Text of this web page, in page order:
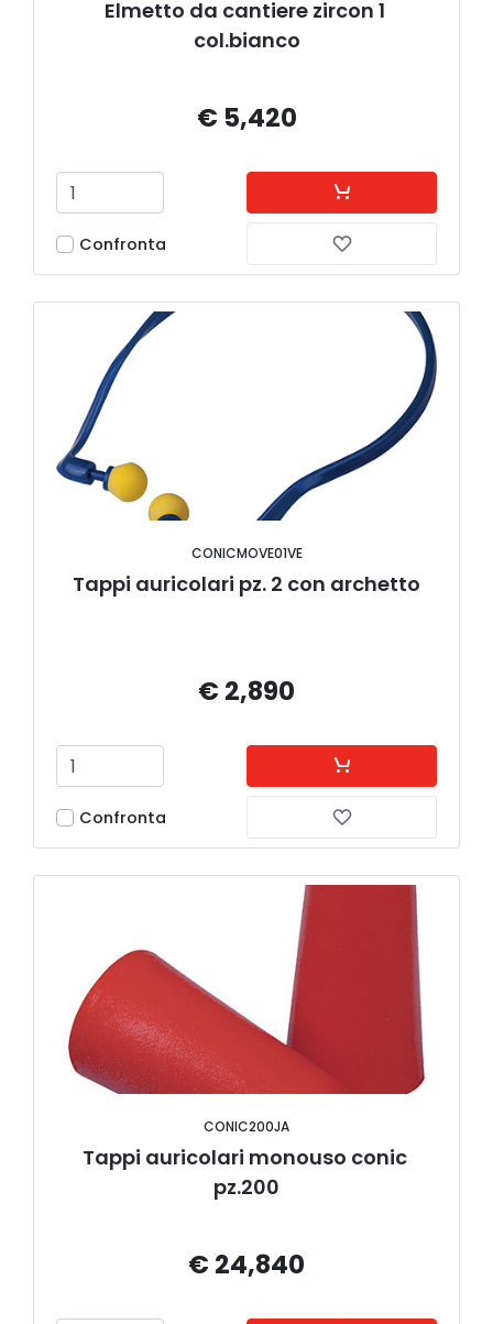
Elmetto da cantiere zircon 1
col.bianco
€ 5,420
Confronta
CONICMOVE01VE
Tappi auricolari pz. 2 con archetto
€ 2,890
Confronta
CONIC200JA
Tappi auricolari monouso conic
pz.200
€ 24,840